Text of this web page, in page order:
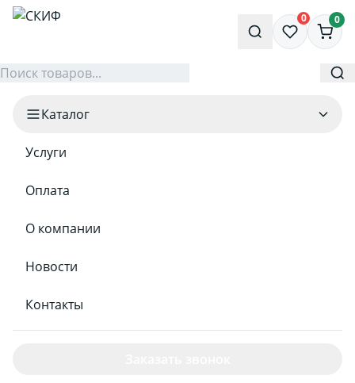
0 0
Каталог
Услуги
Оплата
О компании
Новости
Контакты